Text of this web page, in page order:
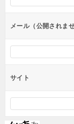
ンメール（公開されませ
サイト